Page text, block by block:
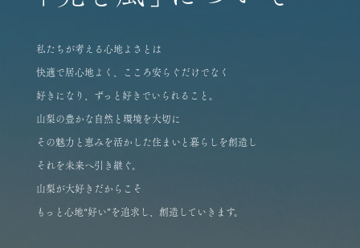
私たちが考える心地よさとは
快適で居心地よく、こころ安らぐだけでなく
好きになり、ずっと好きでいられること。
山梨の豊かな自然と環境を大切に
その魅力と恵みを活かした住まいと暮らしを創造し
それを未来へ引き継ぐ。
山梨が大好きだからこそ
もっと心地“好い”を追求し、創造していきます。